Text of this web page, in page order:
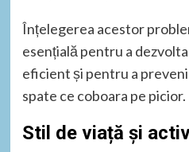
Înțelegerea acestor
esențială pentru a
eficient și pentru a
spate ce coboara pe picior.
Stil de viață și